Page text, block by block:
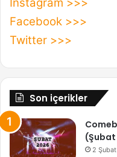
Facebook >>>
Twitter >>>
Son içerikler
2